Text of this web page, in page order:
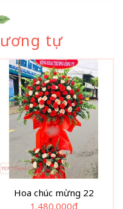
tự
Hoa chúc mừng 22
1.480.000₫